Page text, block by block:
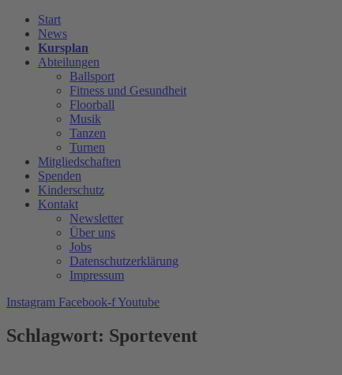
Start
News
Kursplan
Abteilungen
Ballsport
Fitness und Gesundheit
Floorball
Musik
Tanzen
Turnen
Mitgliedschaften
Spenden
Kinderschutz
Kontakt
Newsletter
Über uns
Jobs
Datenschutzerklärung
Impressum
Instagram Facebook-fYoutube
Schlagwort: Sportevent